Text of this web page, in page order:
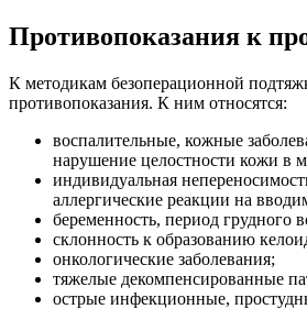
Противопоказания к
К методикам безоперационной
противопоказания. К ним относятся:
воспалительные, кожные
нарушение целостности кожи в
индивидуальная
аллергические реакции на
беременность, период грудного
склонность к образованию
онкологические заболевания;
тяжелые декомпенсированные
острые инфекционные,